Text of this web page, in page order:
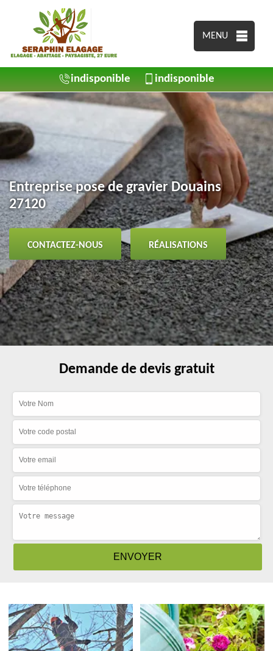
MENU
indisponible indisponible
Entreprise pose de gravier Douains
27120
CONTACTEZ-NOUS RÉALISATIONS
Demande de devis gratuit